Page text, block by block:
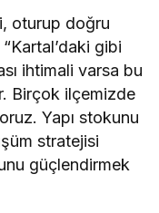
oturup doğru
gibi
ihtimali varsa bu
Birçok ilçemizde
Yapı stokunu
stratejisi
güçlendirmek